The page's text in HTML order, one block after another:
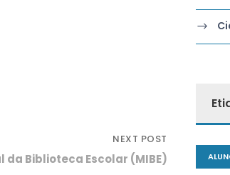
NEXT POST
da Biblioteca Escolar (MIBE)